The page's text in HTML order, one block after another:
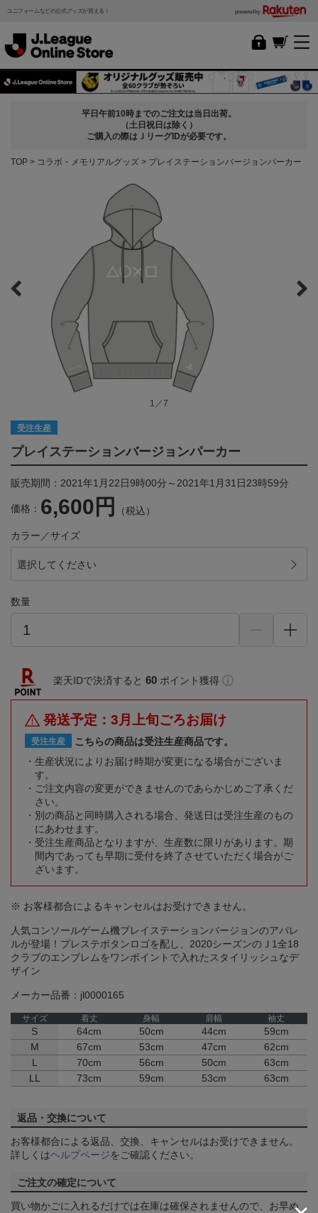
ユニフォームなどの公式グッズが買える！ powered by
平日午前10時までのご注文は当日出荷。
（土日祝日は除く）
ご購入の際はＪリーグIDが必要です。
TOP コラボ・メモリアルグッズ プレイステーションバージョンパーカー
1／7
受注生産
プレイステーションバージョンパーカー
販売期間：2021年1月22日9時00分～2021年1月31日23時59分
価格： 6,600円 （税込）
カラー／サイズ
選択してください
数量
楽天IDで決済すると 60 ポイント獲得
発送予定：3月上旬ごろお届け
受注生産
こちらの商品は受注生産商品です。
生産状況によりお届け時期が変更になる場合がございま
す。
ご注文内容の変更ができませんのであらかじめご了承くだ
さい。
別の商品と同時購入される場合、発送日は受注生産のもの
にあわせます。
受注生産商品となりますが、生産数に限りがあります。期
間内であっても早期に受付を終了させていただく場合がご
ざいます。
※ お客様都合によるキャンセルはお受けできません。
人気コンソールゲーム機プレイステーションバージョンのアパレ
ルが登場！プレステボタンロゴを配し、2020シーズンのＪ1全18
クラブのエンブレムをワンポイントで入れたスタイリッシュなデ
ザイン
メーカー品番：jl0000165
サイズ 着丈 身幅 肩幅 袖丈
S 64cm 50cm 44cm
59cm
M
67cm 53cm 47cm
62cm
L
70cm 56cm 50cm
63cm
LL
73cm 59cm 53cm 63cm
返品・交換について
お客様都合による返品、交換、キャンセルはお受けできません。
詳しくはヘルプページをご確認ください。
ご注文の確定について
買い物かごに入れるだけでは在庫は確保されませんので、お早め